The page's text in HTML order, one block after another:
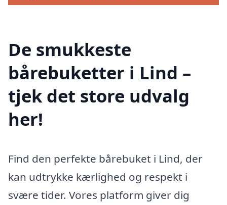
De smukkeste
bårebuketter i Lind –
tjek det store udvalg
her!
Find den perfekte bårebuket i Lind, der
kan udtrykke kærlighed og respekt i
svære tider. Vores platform giver dig